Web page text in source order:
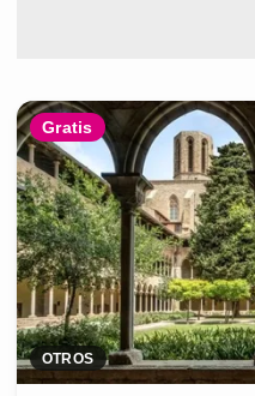
Gratis
OTROS